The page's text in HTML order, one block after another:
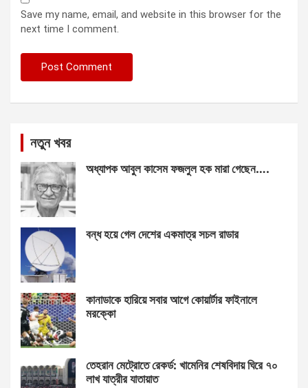
Save my name, email, and website in this browser for the
next time I comment.
নতুন খবর
অধ্যাপক আবুল কাসেম ফজলুল হক মারা গেছেন….
বন্ধ হয়ে গেল দেশের একমাত্র সচল রাডার
কানাডাকে হারিয়ে সবার আগে কোয়ার্টার ফাইনালে
মরক্কো
তেহরান মেট্রোতে রেকর্ড: খামেনির শেষবিদায় ঘিরে ৭০
লাখ যাত্রীর যাতায়াত